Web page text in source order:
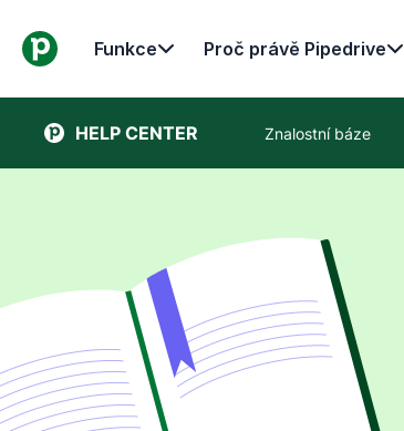
Funkce Proč právě Pipedrive
HELP CENTER Znalostní báze